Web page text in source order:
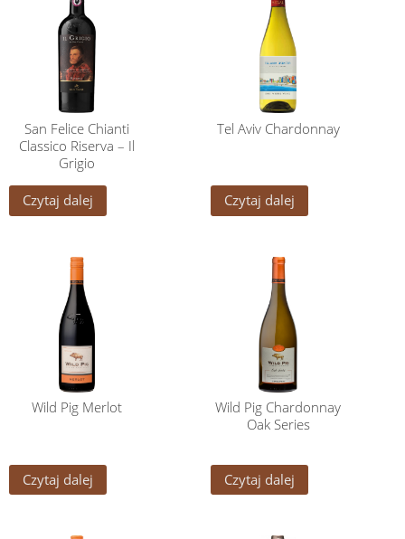
San Felice Chianti
Classico Riserva – Il
Grigio
Czytaj dalej
Tel Aviv Chardonnay
Czytaj dalej
Wild Pig Merlot
Czytaj dalej
Wild Pig Chardonnay
Oak Series
Czytaj dalej